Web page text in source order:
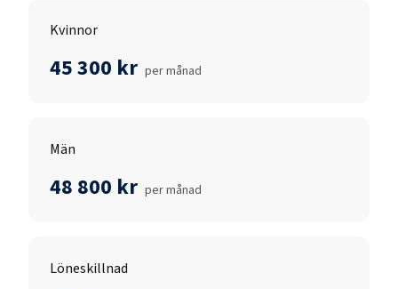
Kvinnor
45 300 kr per månad
Män
48 800 kr per månad
Löneskillnad